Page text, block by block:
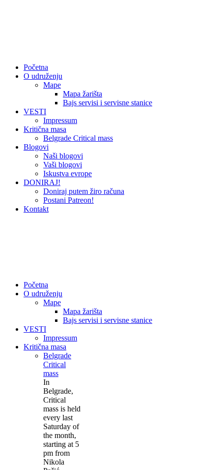
Početna
O udruženju
Mape
Mapa žarišta
Bajs servisi i servisne stanice
VESTI
Impressum
Kritična masa
Belgrade Critical mass
Blogovi
Naši blogovi
Vaši blogovi
Iskustva evrope
DONIRAJ!
Doniraj putem žiro računa
Postani Patreon!
Kontakt
Početna
O udruženju
Mape
Mapa žarišta
Bajs servisi i servisne stanice
VESTI
Impressum
Kritična masa
Belgrade
Critical
mass
In
Belgrade,
Critical
mass is held
every last
Saturday of
the month,
starting at 5
pm from
Nikola